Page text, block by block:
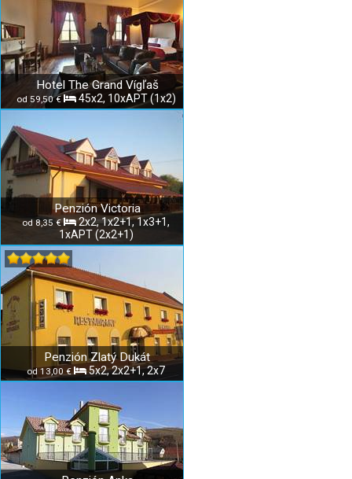
Hotel The Grand Vígľaš
od 59,50 € 45x2, 10xAPT (1x2)
Penzión Victoria
od 8,35 €
2x2, 1x2+1, 1x3+1,
1xAPT (2x2+1)
Penzión Zlatý Dukát
od 13,00 € 5x2, 2x2+1, 2x7